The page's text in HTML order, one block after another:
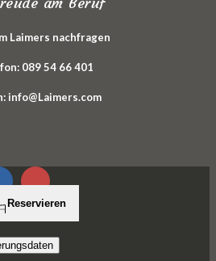
Laimers nachfragen
089 54 66 401
info@Laimers.com